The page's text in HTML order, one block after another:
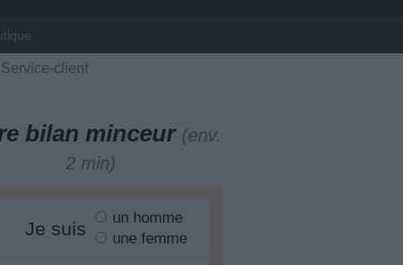
client
bilan minceur (env.
2 min)
Je suis
un homme
une femme